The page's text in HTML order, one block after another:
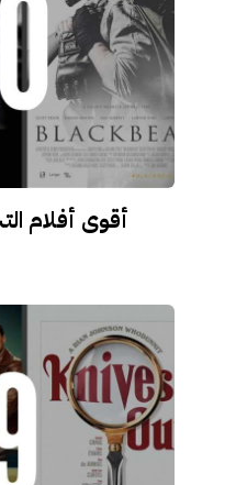
أقوى أفلام